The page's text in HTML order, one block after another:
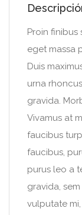
Proin finibus
eget massa
Duis
urna
gravida.
Vivamus at
faucibus
faucibus,
purus leo a
gravida,
vulputate